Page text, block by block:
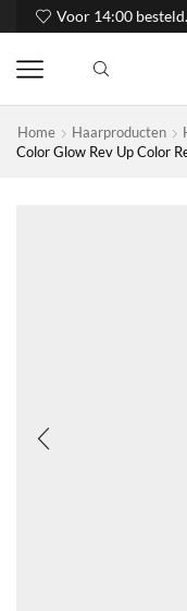
Voor 14:00
Home Haarproducten
Color Glow Rev Up Color